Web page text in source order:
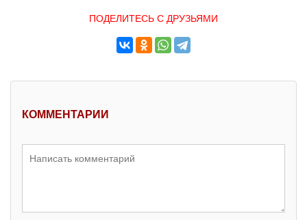
ПОДЕЛИТЕСЬ С ДРУЗЬЯМИ
КОММЕНТАРИИ